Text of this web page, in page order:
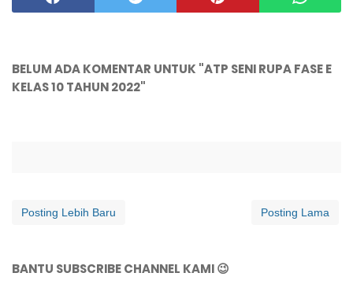
BELUM ADA KOMENTAR UNTUK "ATP SENI RUPA FASE E
KELAS 10 TAHUN 2022"
Posting Lebih Baru Posting Lama
BANTU SUBSCRIBE CHANNEL KAMI 😉